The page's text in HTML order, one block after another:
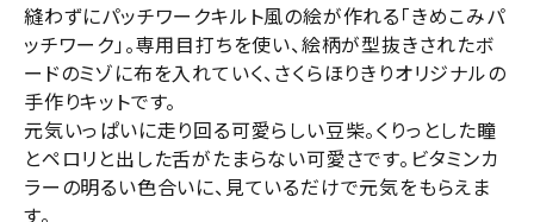
縫わずにパッチワークキルト風の絵が作れる「きめこみパ
ッチワーク」。専用目打ちを使い、絵柄が型抜きされたボ
ードのミゾに布を入れていく、さくらほりきりオリジナルの
手作りキットです。
元気いっぱいに走り回る可愛らしい豆柴。くりっとした瞳
とペロリと出した舌がたまらない可愛さです。ビタミンカ
ラーの明るい色合いに、見ているだけで元気をもらえま
す。